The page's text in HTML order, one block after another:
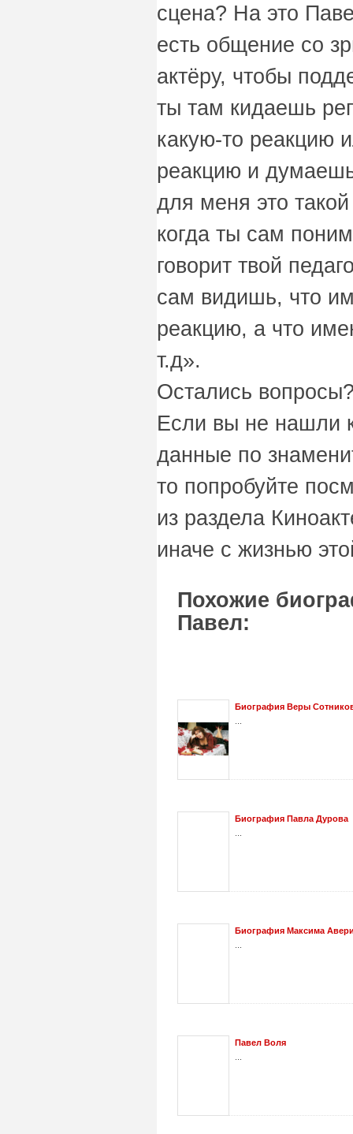
сцена? На это
есть общение со
актёру, чтобы
ты там кидаешь
какую-то реакцию
реакцию и
для меня это
когда ты сам
говорит твой
сам видишь, что
реакцию, а что
т.д».
Остались
Если вы не нашли
данные по
то попробуйте
из раздела
иначе с жизнью
Похожие
Павел:
Биография Веры
Биография Павла Дурова
Биография Максима
Павел Воля